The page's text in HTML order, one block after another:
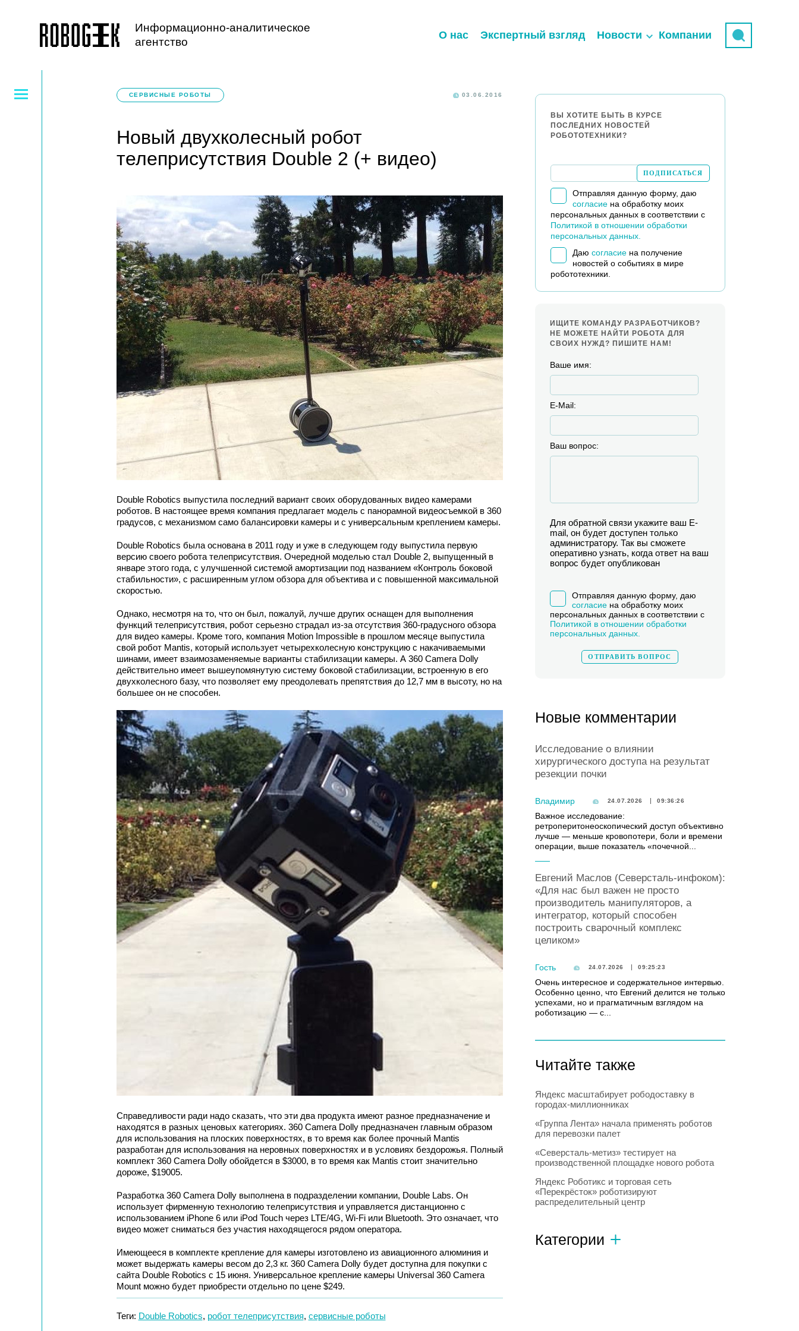
Информационно-аналитическое
агентство
О нас Экспертный взгляд Новости Компании
СЕРВИСНЫЕ РОБОТЫ 03.06.2016
Новый двухколесный робот
телеприсутствия Double 2 (+ видео)
Double Robotics выпустила последний вариант своих оборудованных видео камерами
роботов. В настоящее время компания предлагает модель с панорамной видеосъемкой в 360
градусов, с механизмом само балансировки камеры и c универсальным креплением камеры.
Double Robotics была основана в 2011 году и уже в следующем году выпустила первую
версию своего робота телеприсутствия. Очередной моделью стал Double 2, выпущенный в
январе этого года, с улучшенной системой амортизации под названием «Контроль боковой
стабильности», с расширенным углом обзора для объектива и с повышенной максимальной
скоростью.
Однако, несмотря на то, что он был, пожалуй, лучше других оснащен для выполнения
функций телеприсутствия, робот серьезно страдал из-за отсутствия 360-градусного обзора
для видео камеры. Кроме того, компания Motion Impossible в прошлом месяце выпустила
свой робот Mantis, который использует четырехколесную конструкцию с накачиваемыми
шинами, имеет взаимозаменяемые варианты стабилизации камеры. А 360 Camera Dolly
действительно имеет вышеупомянутую систему боковой стабилизации, встроенную в его
двухколесного базу, что позволяет ему преодолевать препятствия до 12,7 мм в высоту, но на
большее он не способен.
Справедливости ради надо сказать, что эти два продукта имеют разное предназначение и
находятся в разных ценовых категориях. 360 Camera Dolly предназначен главным образом
для использования на плоских поверхностях, в то время как более прочный Mantis
разработан для использования на неровных поверхностях и в условиях бездорожья. Полный
комплект 360 Camera Dolly обойдется в $3000, в то время как Mantis стоит значительно
дороже, $19005.
Разработка 360 Camera Dolly выполнена в подразделении компании, Double Labs. Он
использует фирменную технологию телеприсутствия и управляется дистанционно с
использованием iPhone 6 или iPod Touch через LTE/4G, Wi-Fi или Bluetooth. Это означает, что
видео может сниматься без участия находящегося рядом оператора.
Имеющееся в комплекте крепление для камеры изготовлено из авиационного алюминия и
может выдержать камеры весом до 2,3 кг. 360 Camera Dolly будет доступна для покупки с
сайта Double Robotics с 15 июня. Универсальное крепление камеры Universal 360 Camera
Mount можно будет приобрести отдельно по цене $249.
Теги: Double Robotics, робот телеприсутствия, сервисные роботы
ВЫ ХОТИТЕ БЫТЬ В КУРСЕ
ПОСЛЕДНИХ НОВОСТЕЙ
РОБОТОТЕХНИКИ?
Отправляя данную форму, даю
согласиена обработку моих
персональных данных в соответствии с
Политикой в отношении обработки
персональных данных.
Даю согласиена получение
новостей о событиях в мире
робототехники.
ИЩИТЕ КОМАНДУ РАЗРАБОТЧИКОВ?
НЕ МОЖЕТЕ НАЙТИ РОБОТА ДЛЯ
СВОИХ НУЖД? ПИШИТЕ НАМ!
Ваше имя:
E-Mail:
Ваш вопрос:
Для обратной связи укажите ваш E-
mail, он будет доступен только
администратору. Так вы сможете
оперативно узнать, когда ответ на ваш
вопрос будет опубликован
Отправляя данную форму, даю
согласиена обработку моих
персональных данных в соответствии с
Политикой в отношении обработки
персональных данных.
Новые комментарии
Исследование о влиянии
хирургического доступа на результат
резекции почки
Владимир 24.07.2026 09:36:26
Важное исследование:
ретроперитонеоскопический доступ объективно
лучше — меньше кровопотери, боли и времени
операции, выше показатель «почечной...
Евгений Маслов (Северсталь-инфоком):
«Для нас был важен не просто
производитель манипуляторов, а
интегратор, который способен
построить сварочный комплекс
целиком»
Гость 24.07.2026 09:25:23
Очень интересное и содержательное интервью.
Особенно ценно, что Евгений делится не только
успехами, но и прагматичным взглядом на
роботизацию — с...
Читайте также
Яндекс масштабирует рободоставку в
городах-миллионниках
«Группа Лента» начала применять роботов
для перевозки палет
«Северсталь-метиз» тестирует на
производственной площадке нового робота
Яндекс Роботикс и торговая сеть
«Перекрёсток» роботизируют
распределительный центр
Категории